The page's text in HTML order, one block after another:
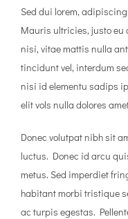
Sed dui lorem,
Mauris ultricies, justo eu
nisi, vitae mattis nulla
tincidunt vel, interdum
nisi id elementu sadips
elit vols nulla dolores
Donec volutpat nibh sit
luctus. Donec id arcu
metus. Sed imperdiet
habitant morbi tristique
ac turpis egestas.